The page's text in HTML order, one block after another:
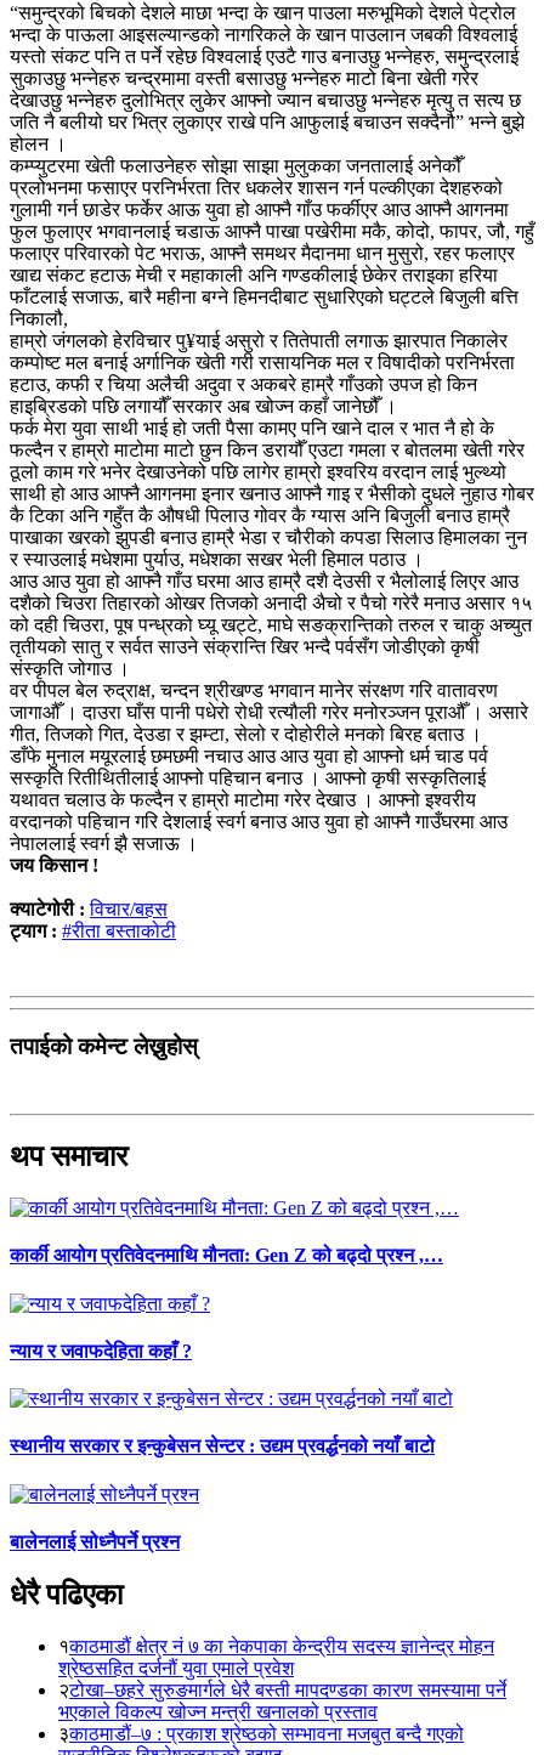
“समुन्द्रको बिचको देशले माछा भन्दा के खान पाउला मरुभूमिको देशले पेट्रोल
भन्दा के पाऊला आइसल्यान्डको नागरिकले के खान पाउलान जबकी विश्वलाई
यस्तो संकट पनि त पर्ने रहेछ विश्वलाई एउटै गाउ बनाउछु भन्नेहरु, समुन्द्रलाई
सुकाउछु भन्नेहरु चन्द्रमामा वस्ती बसाउछु भन्नेहरु माटो बिना खेती गरेर
देखाउछु भन्नेहरु दुलोभित्र लुकेर आफ्नो ज्यान बचाउछु भन्नेहरु मृत्यु त सत्य छ
जति नै बलीयो घर भित्र लुकाएर राखे पनि आफुलाई बचाउन सक्दैनौ” भन्ने बुझे
होलन ।
कम्प्युटरमा खेती फलाउनेहरु सोझा साझा मुलुकका जनतालाई अनेकौँ
प्रलोभनमा फसाएर परनिर्भरता तिर धकलेर शासन गर्न पल्कीएका देशहरुको
गुलामी गर्न छाडेर फर्केर आऊ युवा हो आफ्नै गाँउ फर्कीएर आउ आफ्नै आगनमा
फुल फुलाएर भगवानलाई चडाऊ आफ्नै पाखा पखेरीमा मकै, कोदो, फापर, जौ, गहुँ
फलाएर परिवारको पेट भराऊ, आफ्नै समथर मैदानमा धान मुसुरो, रहर फलाएर
खाद्य संकट हटाऊ मेची र महाकाली अनि गण्डकीलाई छेकेर तराइका हरिया
फाँटलाई सजाऊ, बारै महीना बग्ने हिमनदीबाट सुधारिएको घट्टले बिजुली बत्ति
निकालौ,
हाम्रो जंगलको हेरविचार पु¥याई असुरो र तितेपाती लगाऊ झारपात निकालेर
कम्पोष्ट मल बनाई अर्गानिक खेती गरी रासायनिक मल र विषादीको परनिर्भरता
हटाउ, कफी र चिया अलैची अदुवा र अकबरे हाम्रै गाँउको उपज हो किन
हाइब्रिडको पछि लगायौँ सरकार अब खोज्न कहाँ जानेछौँ ।
फर्क मेरा युवा साथी भाई हो जती पैसा कामए पनि खाने दाल र भात नै हो के
फल्दैन र हाम्रो माटोमा माटो छुन किन डरायौँ एउटा गमला र बोतलमा खेती गरेर
ठूलो काम गरे भनेर देखाउनेको पछि लागेर हाम्रो इश्वरिय वरदान लाई भुल्थ्यो
साथी हो आउ आफ्नै आगनमा इनार खनाउ आफ्नै गाइ र भैसीको दुधले नुहाउ गोबर
कै टिका अनि गहुँत कै औषधी पिलाउ गोवर कै ग्यास अनि बिजुली बनाउ हाम्रै
पाखाका खरको झुपडी बनाउ हाम्रै भेडा र चौरीको कपडा सिलाउ हिमालका नुन
र स्याउलाई मधेशमा पुर्याउ, मधेशका सखर भेली हिमाल पठाउ ।
आउ आउ युवा हो आफ्नै गाँउ घरमा आउ हाम्रै दशै देउसी र भैलोलाई लिएर आउ
दशैको चिउरा तिहारको ओखर तिजको अनादी अ‍ैचो र पैचो गरेरै मनाउ असार १५
को दही चिउरा, पूष पन्ध्रको घ्यू खट्टे, माघे सङक्रान्तिको तरुल र चाकु अच्युत
तृतीयको सातु र सर्वत साउने संक्रान्ति खिर भन्दै पर्वसँग जोडीएको कृषी
संस्कृति जोगाउ ।
वर पीपल बेल रुद्राक्ष, चन्दन श्रीखण्ड भगवान मानेर संरक्षण गरि वातावरण
जागाऔँ । दाउरा घाँस पानी पधेरो रोधी रत्यौली गरेर मनोरञ्जन पूराऔँ । असारे
गीत, तिजको गित, देउडा र झम्टा, सेलो र दोहोरीले मनको बिरह बताउ ।
डाँफे मुनाल मयूरलाई छमछमी नचाउ आउ आउ युवा हो आफ्नो धर्म चाड पर्व
सस्कृति रितीथितीलाई आफ्नो पहिचान बनाउ । आफ्नो कृषी सस्कृतिलाई
यथावत चलाउ के फल्दैन र हाम्रो माटोमा गरेर देखाउ । आफ्नो इश्वरीय
वरदानको पहिचान गरि देशलाई स्वर्ग बनाउ आउ युवा हो आफ्नै गाउँघरमा आउ
नेपाललाई स्वर्ग झै सजाऊ ।
जय किसान !
क्याटेगोरी :विचार/बहस
ट्याग : #रीता बस्ताकोटी
तपाईको कमेन्ट लेख्नुहोस्
थप समाचार
कार्की आयोग प्रतिवेदनमाथि मौनता: Gen Z को बढ्दो प्रश्न ,…
न्याय र जवाफदेहिता कहाँ ?
स्थानीय सरकार र इन्कुबेसन सेन्टर : उद्यम प्रवर्द्धनको नयाँ बाटो
बालेनलाई सोध्नैपर्ने प्रश्न
धेरै पढिएका
१काठमाडौं क्षेत्र नं ७ का नेकपाका केन्द्रीय सदस्य ज्ञानेन्द्र मोहन
श्रेष्ठसहित दर्जनौं युवा एमाले प्रवेश
२टोखा–छहरे सुरुङमार्गले धेरै बस्ती मापदण्डका कारण समस्यामा पर्ने
भएकाले विकल्प खोज्न मन्त्री खनालको प्रस्ताव
३काठमाडौं–७ : प्रकाश श्रेष्ठको सम्भावना मजबुत बन्दै गएको